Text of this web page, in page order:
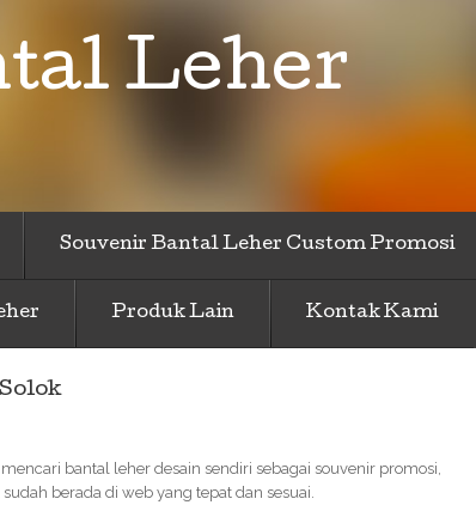
Leher
Souvenir Bantal Leher Custom Promosi
Produk Lain Kontak Kami
bantal leher desain sendiri sebagai souvenir promosi,
berada di web yang tepat dan sesuai.